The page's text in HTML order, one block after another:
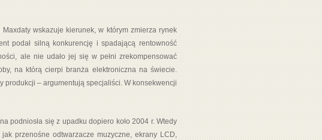
wskazuje kierunek, w którym zmierza rynek
podał silną konkurencję i spadającą rentowność
ale nie udało jej się w pełni zrekompensować
na którą cierpi branża elektroniczna na świecie.
produkcji – argumentują specjaliści. W konsekwencji
podniosła się z upadku dopiero koło 2004 r. Wtedy
przenośne odtwarzacze muzyczne, ekrany LCD,